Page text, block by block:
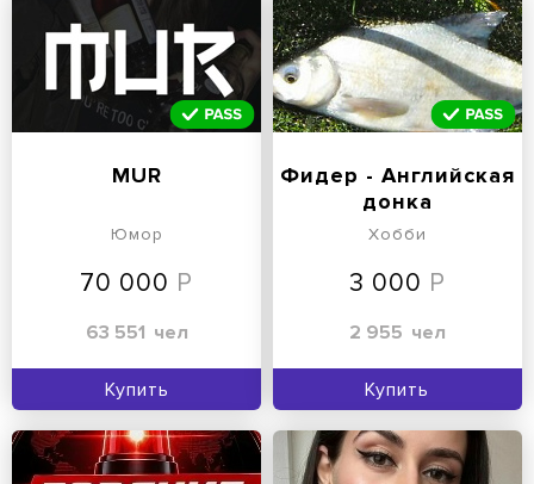
MUR
Юмор
70 000
63 551 чел
Купить
Фидер - Английская
донка
Хобби
3 000
2 955 чел
Купить